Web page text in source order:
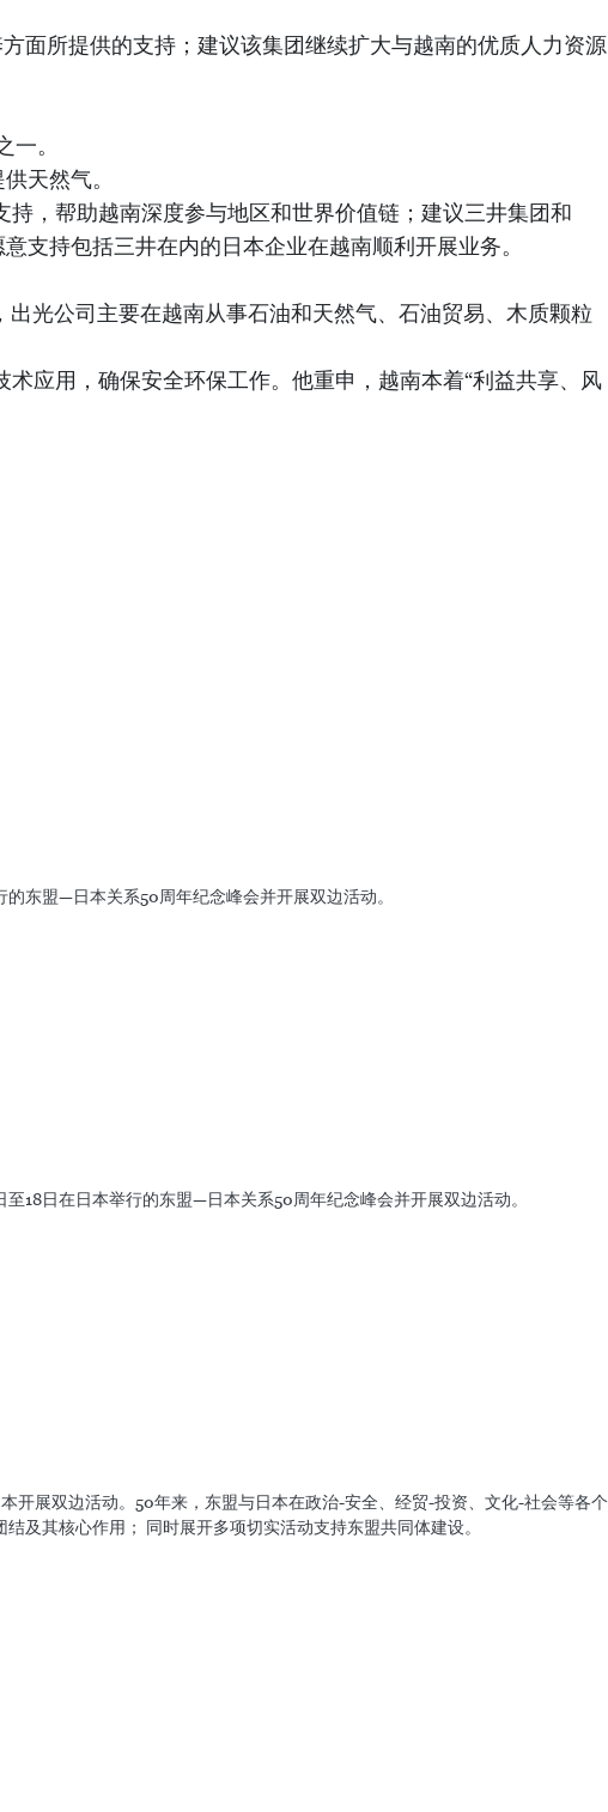
贡献； 在多边论坛、国际和地区组织中相互支持。 范明政总
，其中包括胡志明市一号城铁滨城-仙泉线第四次贷款换文、
所提供的支持；建议该集团继续扩大与越南的优质人力资源
天然气。
，帮助越南深度参与地区和世界价值链；建议三井集团和
支持包括三井在内的日本企业在越南顺利开展业务。
光公司主要在越南从事石油和天然气、石油贸易、木质颗粒
应用，确保安全环保工作。他重申，越南本着“利益共享、风
的东盟—日本关系50周年纪念峰会并开展双边活动。
18日在日本举行的东盟—日本关系50周年纪念峰会并开展双边活动。
展双边活动。50年来，东盟与日本在政治-安全、经贸-投资、文化-社会等各个